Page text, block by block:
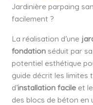
Jardinière parpaing
facilement ?
La réalisation d’une
fondationséduit par
potentiel esthétique
guide décrit les limites
d’installation facileet
des blocs de béton en